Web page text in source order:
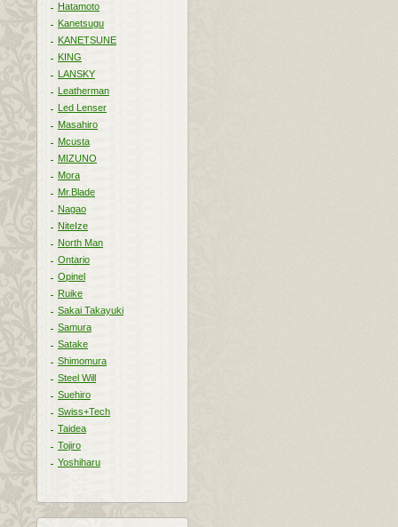
Hatamoto
Kanetsugu
KANETSUNE
KING
LANSKY
Leatherman
Led Lenser
Masahiro
Mcusta
MIZUNO
Mora
Mr.Blade
Nagao
NiteIze
North Man
Ontario
Opinel
Ruike
Sakai Takayuki
Samura
Satake
Shimomura
Steel Will
Suehiro
Swiss+Tech
Taidea
Tojiro
Yoshiharu